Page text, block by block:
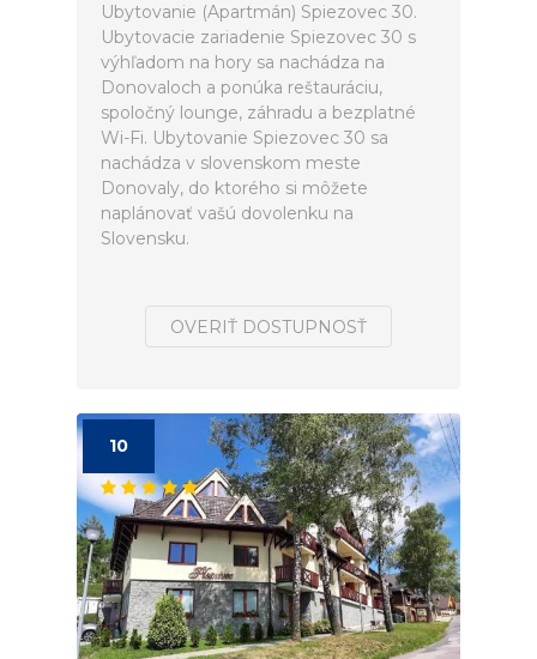
Ubytovanie (Apartmán) Spiezovec 30.
Ubytovacie zariadenie Spiezovec 30 s
výhľadom na hory sa nachádza na
Donovaloch a ponúka reštauráciu,
spoločný lounge, záhradu a bezplatné
Wi-Fi. Ubytovanie Spiezovec 30 sa
nachádza v slovenskom meste
Donovaly, do ktorého si môžete
naplánovať vašú dovolenku na
Slovensku.
OVERIŤ DOSTUPNOSŤ
10